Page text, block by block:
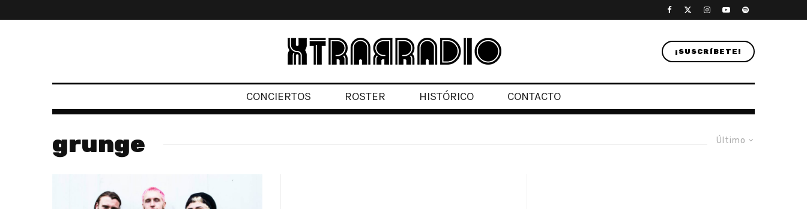
¡SUSCRÍBETE!
CONCIERTOS ROSTER HISTÓRICO CONTACTO
Último
grunge